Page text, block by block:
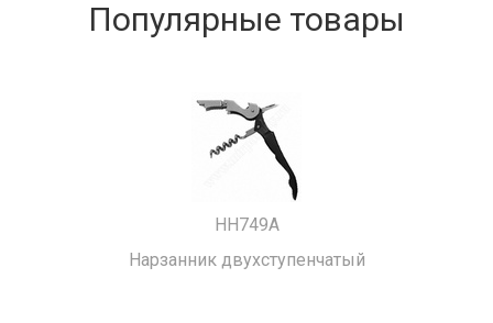
Популярные товары
HH749A
Нарзанник двухступенчатый